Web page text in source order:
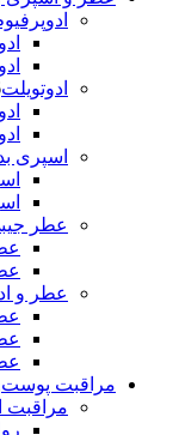
ادوتویلت
اسپری
عطر
عطر و
مراقبت پوست
مراقبت